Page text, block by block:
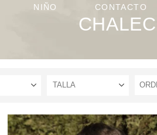
NIÑO CONTACTO
TALLA